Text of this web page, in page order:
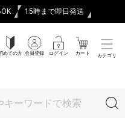
15時まで即日発送
めての方 会員登録 ログイン カート カテゴリ